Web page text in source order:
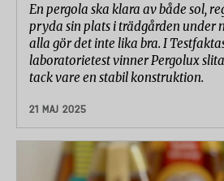
En pergola ska klara av både sol,
pryda sin plats i trädgården under
alla gör det inte lika bra. I
laboratorietest vinner Pergolux
tack vare en stabil konstruktion.
21 MAJ 2025